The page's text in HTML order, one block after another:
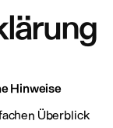
Hinweise
Überblick